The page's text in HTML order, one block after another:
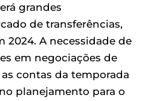
grandes
de transferências,
2024. A necessidade de
em negociações de
contas da temporada
planejamento para o